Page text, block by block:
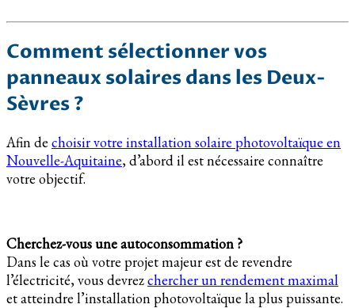
Comment sélectionner vos
panneaux solaires dans les Deux-
Sèvres ?
Afin de choisir votre installation solaire photovoltaïque en
Nouvelle-Aquitaine, d’abord il est nécessaire connaître
votre objectif.
Cherchez-vous une autoconsommation ?
Dans le cas où votre projet majeur est de revendre
l’électricité, vous devrezchercher un rendement maximal
et atteindre l’installation photovoltaïque la plus puissante.